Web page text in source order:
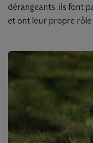
dérangeants, ils font
et ont leur propre rôle